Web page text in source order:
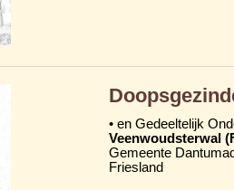
• en Gedeeltelijk
Veenwoudsterwal
Gemeente
Friesland